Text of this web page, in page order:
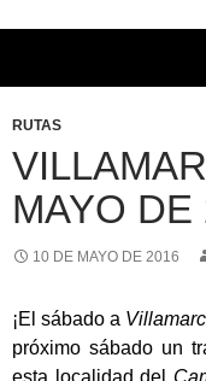
CONTENIDO
RUTAS
MAYO DE
10 DE MAYO DE 2016
¡El sábado a
próximo sábado un
esta localidad del